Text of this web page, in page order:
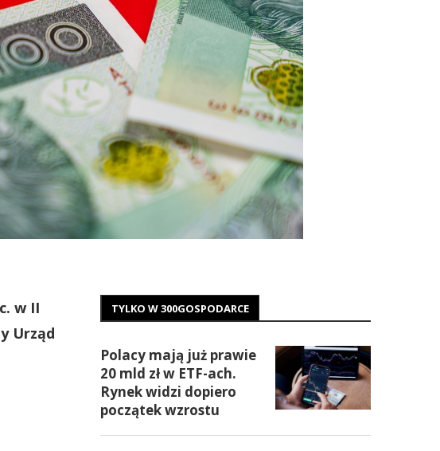
w II
Urząd
TYLKO W 300GOSPODARCE
Polacy mają już prawie
20 mld zł w ETF-ach.
Rynek widzi dopiero
początek wzrostu